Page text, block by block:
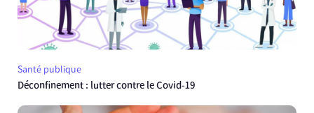
Santé publique
Déconfinement : lutter contre le Covid-19